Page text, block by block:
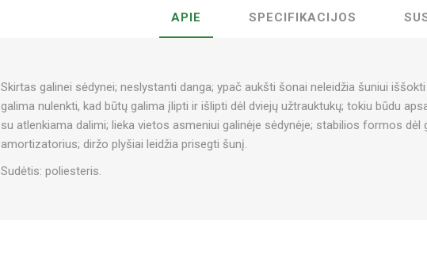
APIE SPECIFIKACIJOS
Skirtas galinei sėdynei; neslystanti danga; ypač aukšti šonai neleidžia šuniui
galima nulenkti, kad būtų galima įlipti ir išlipti dėl dviejų užtrauktukų; tokiu būdu
su atlenkiama dalimi; lieka vietos asmeniui galinėje sėdynėje; stabilios formos
amortizatorius; diržo plyšiai leidžia prisegti šunį.
Sudėtis: poliesteris.